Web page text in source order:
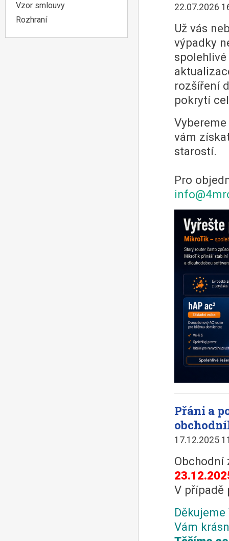
Vzor smlouvy
Rozhraní
22.07.2026
Už vás
výpadky
rozšíření
pokrytí
vám
starostí.
Pro
Přáni a
17.12.2025
Obchodní
V případě
Vám